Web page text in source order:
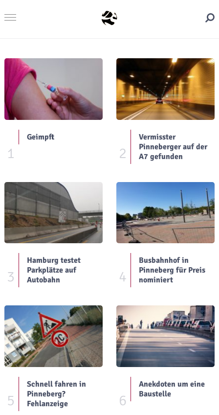
1
Geimpft
2
Vermisster
Pinneberger auf der
A7 gefunden
3
Hamburg testet
Parkplätze auf
Autobahn
4
Busbahnhof in
Pinneberg für Preis
nominiert
5
Schnell fahren in
Pinneberg?
Fehlanzeige
6
Anekdoten um eine
Baustelle